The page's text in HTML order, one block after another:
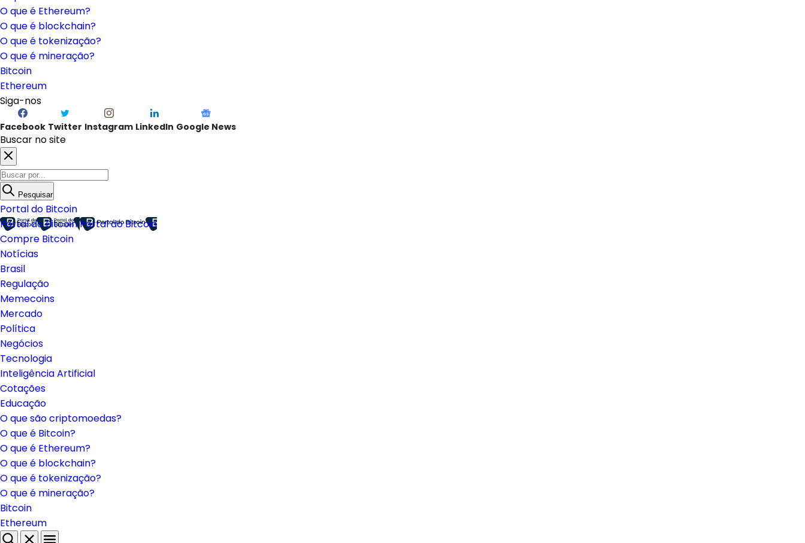
O que é Ethereum?
O que é blockchain?
O que é tokenização?
O que é mineração?
Bitcoin
Ethereum
Siga-nos
Facebook Twitter Instagram LinkedIn Google News
Buscar no site
Pesquisar
Portal do Bitcoin
Portal do BitcoinPortal do Bitcoin
Compre Bitcoin
Notícias
Brasil
Regulação
Memecoins
Mercado
Política
Negócios
Tecnologia
Inteligência Artificial
Cotações
Educação
O que são criptomoedas?
O que é Bitcoin?
O que é Ethereum?
O que é blockchain?
O que é tokenização?
O que é mineração?
Bitcoin
Ethereum